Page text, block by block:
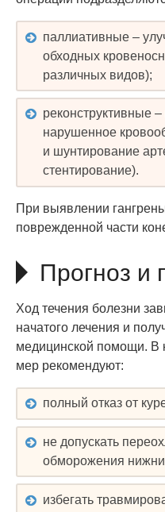
паллиативные –
обходных
различных видов);
реконструктивные
нарушенное
и шунтирование
стентирование).
При выявлении
поврежденной части
Прогноз и
Ход течения болезни
начатого лечения и
медицинской помощи. В
мер рекомендуют:
полный отказ от
не допускать
обморожения
избегать